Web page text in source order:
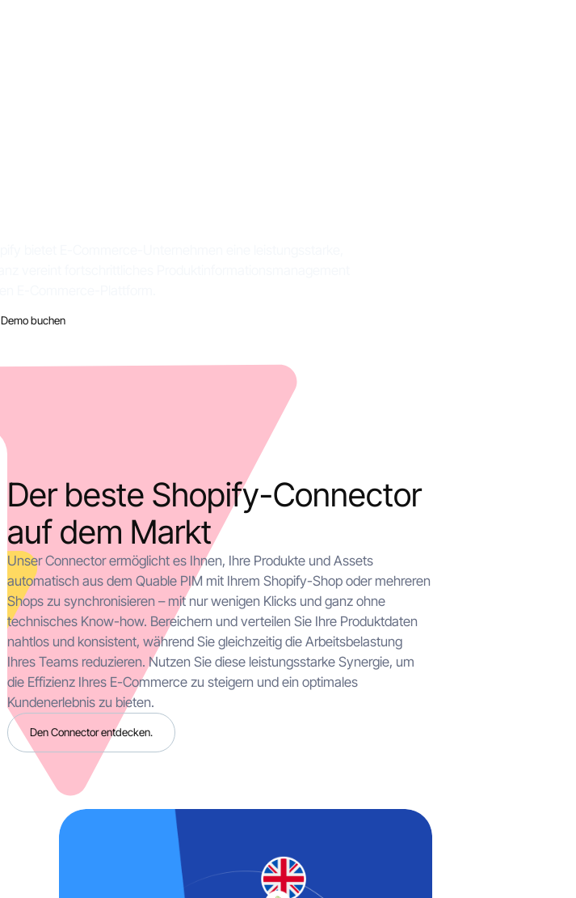
Demo buchen
Der beste Shopify-Connector
auf dem Markt
Unser Connector ermöglicht es Ihnen, Ihre Produkte und Assets
automatisch aus dem Quable PIM mit Ihrem Shopify-Shop oder mehreren
Shops zu synchronisieren – mit nur wenigen Klicks und ganz ohne
technisches Know-how. Bereichern und verteilen Sie Ihre Produktdaten
nahtlos und konsistent, während Sie gleichzeitig die Arbeitsbelastung
Ihres Teams reduzieren. Nutzen Sie diese leistungsstarke Synergie, um
die Effizienz Ihres E-Commerce zu steigern und ein optimales
Kundenerlebnis zu bieten.
Den Connector entdecken.